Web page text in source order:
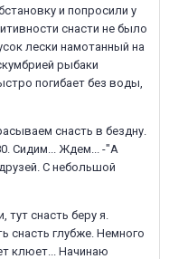
и попросили у
снасти не было
лески намотанный на
рыбаки
погибает без воды,
снасть в бездну.
Сидим... Ждем... -"А
С небольшой
снасть беру я.
снасть глубже. Немного
клюет... Начинаю